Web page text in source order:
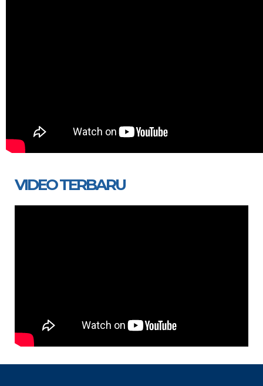
VIDEO TERBARU